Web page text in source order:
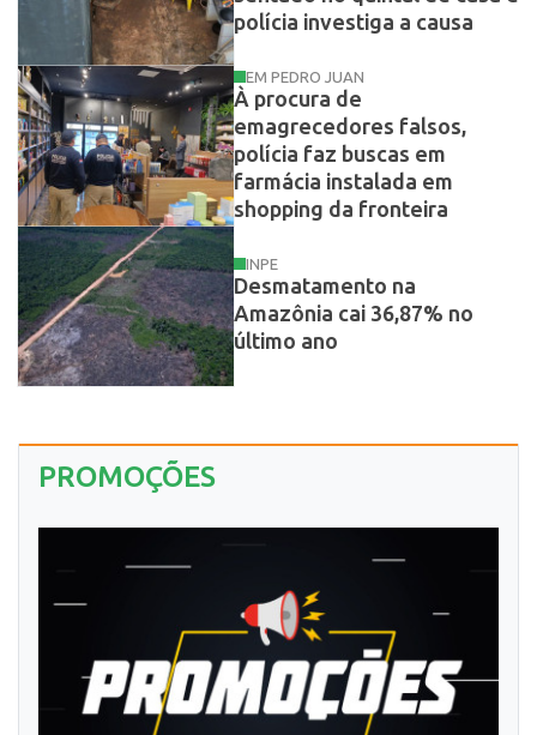
polícia investiga a causa
EM PEDRO JUAN
À procura de
emagrecedores falsos,
polícia faz buscas em
farmácia instalada em
shopping da fronteira
INPE
Desmatamento na
Amazônia cai 36,87% no
último ano
PROMOÇÕES